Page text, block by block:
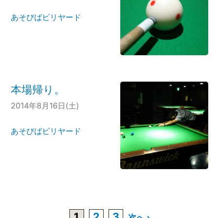
あそびばビリヤード
本場帰り。
2014年8月16日(土)
あそびばビリヤード